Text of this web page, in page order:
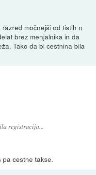
močnejši od tistih n
brez menjalnika in da
Tako da bi cestnina bila
registracija...
pa cestne takse.